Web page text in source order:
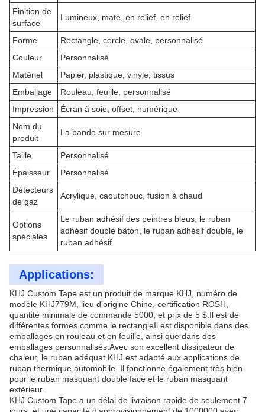
Finition de
surface
Lumineux, mate, en relief, en relief
Forme
Rectangle, cercle, ovale, personnalisé
Couleur
Personnalisé
Matériel
Papier, plastique, vinyle, tissus
Emballage
Rouleau, feuille, personnalisé
Impression
Écran à soie, offset, numérique
Nom du
produit
La bande sur mesure
Taille
Personnalisé
Épaisseur
Personnalisé
Détecteurs
de gaz
Acrylique, caoutchouc, fusion à chaud
Options
spéciales
Le ruban adhésif des peintres bleus, le ruban
adhésif double bâton, le ruban adhésif double, le
ruban adhésif
Applications:
KHJ Custom Tape est un produit de marque KHJ, numéro de
modèle KHJ779M, lieu d'origine Chine, certification ROSH,
quantité minimale de commande 5000, et prix de 5 $.Il est de
différentes formes comme le rectangleIl est disponible dans des
emballages en rouleau et en feuille, ainsi que dans des
emballages personnalisés.Avec son excellent dissipateur de
chaleur, le ruban adéquat KHJ est adapté aux applications de
ruban thermique automobile. Il fonctionne également très bien
pour le ruban masquant double face et le ruban masquant
extérieur.
KHJ Custom Tape a un délai de livraison rapide de seulement 7